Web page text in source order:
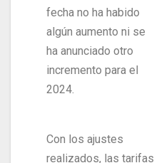
fecha no ha habido
algún aumento ni se
ha anunciado otro
incremento para el
2024.
Con los ajustes
realizados, las tarifas